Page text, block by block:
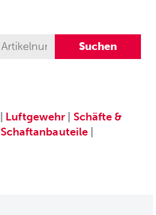
Luftgewehr
Schäfte &
Schaftanbauteile